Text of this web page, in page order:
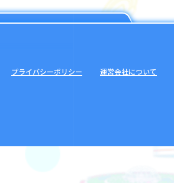
プライバシーポリシー 運営会社について